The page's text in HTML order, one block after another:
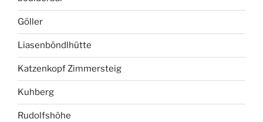
Göller
Liasenböndlhütte
Katzenkopf Zimmersteig
Kuhberg
Rudolfshöhe